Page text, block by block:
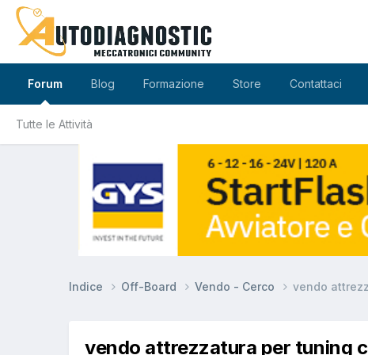
Forum
Tutte le Attività
Blog Formazione Store Contattaci
Indice Off-Board Vendo - Cerco vendo
vendo attrezzatura per tuning